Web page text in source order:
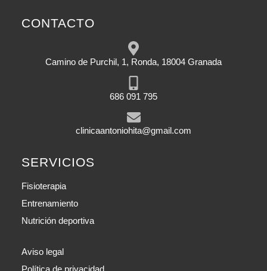
CONTACTO
Camino de Purchil, 1, Ronda, 18004 Granada
686 091 795
clinicaantoniohita@gmail.com
SERVICIOS
Fisioterapia
Entrenamiento
Nutrición deportiva
Aviso legal
Política de privacidad